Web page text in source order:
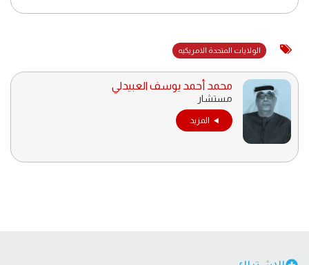
الولايات المتحدة الامريكيه
محمد أحمد يوسف العبيدلي
مستشار
المزيد